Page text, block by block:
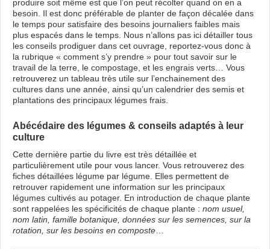
produire soit même est que l’on peut récolter quand on en a
besoin. Il est donc préférable de planter de façon décalée dans
le temps pour satisfaire des besoins journaliers faibles mais
plus espacés dans le temps. Nous n’allons pas ici détailler tous
les conseils prodiguer dans cet ouvrage, reportez-vous donc à
la rubrique « comment s’y prendre » pour tout savoir sur le
travail de la terre, le compostage, et les engrais verts… Vous
retrouverez un tableau très utile sur l’enchainement des
cultures dans une année, ainsi qu’un calendrier des semis et
plantations des principaux légumes frais.
Abécédaire des légumes & conseils adaptés à leur
culture
Cette dernière partie du livre est très détaillée et
particulièrement utile pour vous lancer. Vous retrouverez des
fiches détaillées légume par légume. Elles permettent de
retrouver rapidement une information sur les principaux
légumes cultivés au potager. En introduction de chaque plante
sont rappelées les spécificités de chaque plante : nom usuel,
nom latin, famille botanique, données sur les semences, sur la
rotation, sur les besoins en composte